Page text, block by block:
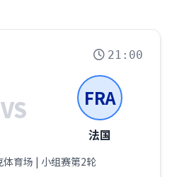
21:00
VS FRA
法国
体育场 | 小组赛第2轮